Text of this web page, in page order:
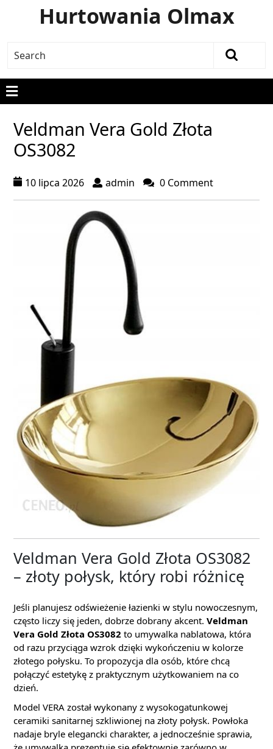
Hurtowania Olmax
Veldman Vera Gold Złota
OS3082
10 lipca 2026 admin 0 Comment
Veldman Vera Gold Złota OS3082
– złoty połysk, który robi różnicę
Jeśli planujesz odświeżenie łazienki w stylu nowoczesnym,
często liczy się jeden, dobrze dobrany akcent. Veldman
Vera Gold Złota OS3082 to umywalka nablatowa, która
od razu przyciąga wzrok dzięki wykończeniu w kolorze
złotego połysku. To propozycja dla osób, które chcą
połączyć estetykę z praktycznym użytkowaniem na co
dzień.
Model VERA został wykonany z wysokogatunkowej
ceramiki sanitarnej szkliwionej na złoty połysk. Powłoka
nadaje bryle elegancki charakter, a jednocześnie sprawia,